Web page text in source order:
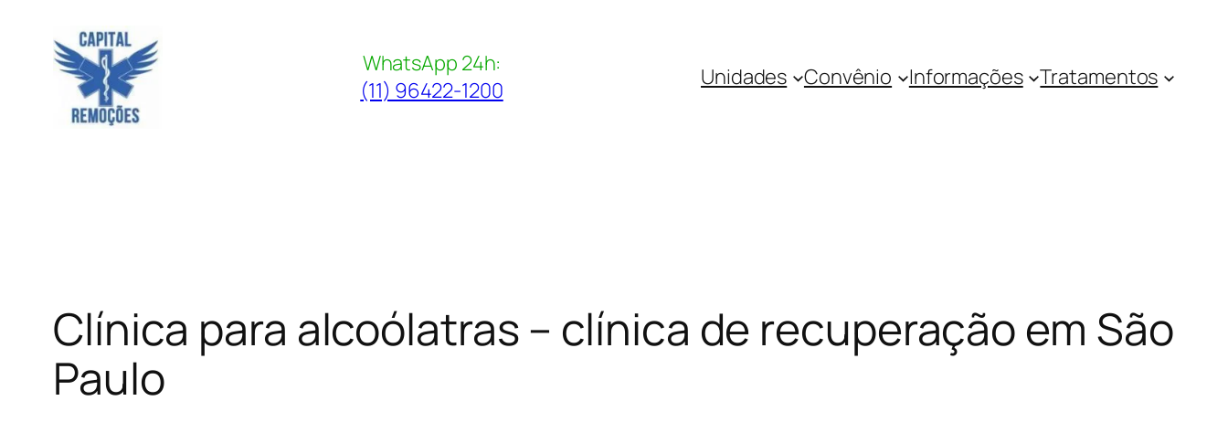
conteúdo
WhatsApp 24h:
(11) 96422-1200
Unidades Convênio Informações Tratamentos
Clínica para alcoólatras – clínica de recuperação em São
Paulo